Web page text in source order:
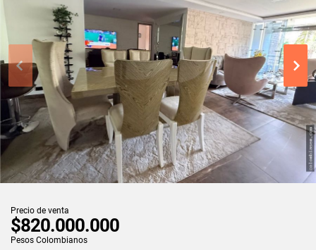
Precio de venta
$820.000.000
Pesos Colombianos